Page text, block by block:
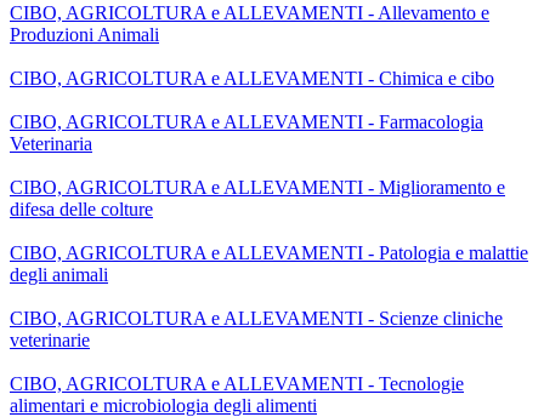
CIBO, AGRICOLTURA e ALLEVAMENTI - Allevamento e
Produzioni Animali
CIBO, AGRICOLTURA e ALLEVAMENTI - Chimica e cibo
CIBO, AGRICOLTURA e ALLEVAMENTI - Farmacologia
Veterinaria
CIBO, AGRICOLTURA e ALLEVAMENTI - Miglioramento e
difesa delle colture
CIBO, AGRICOLTURA e ALLEVAMENTI - Patologia e malattie
degli animali
CIBO, AGRICOLTURA e ALLEVAMENTI - Scienze cliniche
veterinarie
CIBO, AGRICOLTURA e ALLEVAMENTI - Tecnologie
alimentari e microbiologia degli alimenti